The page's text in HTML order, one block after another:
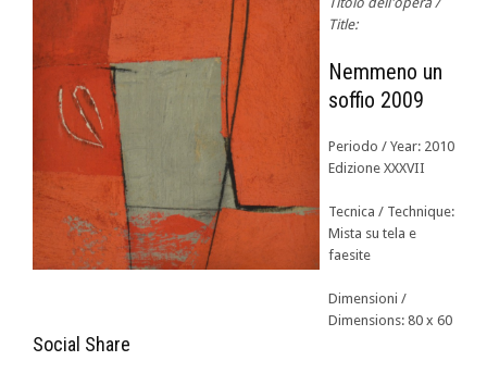
Title:
Nemmeno un
soffio 2009
Periodo / Year: 2010
Edizione XXXVII
Tecnica / Technique:
Mista su tela e
faesite
Dimensioni /
Dimensions: 80 x 60
Social Share